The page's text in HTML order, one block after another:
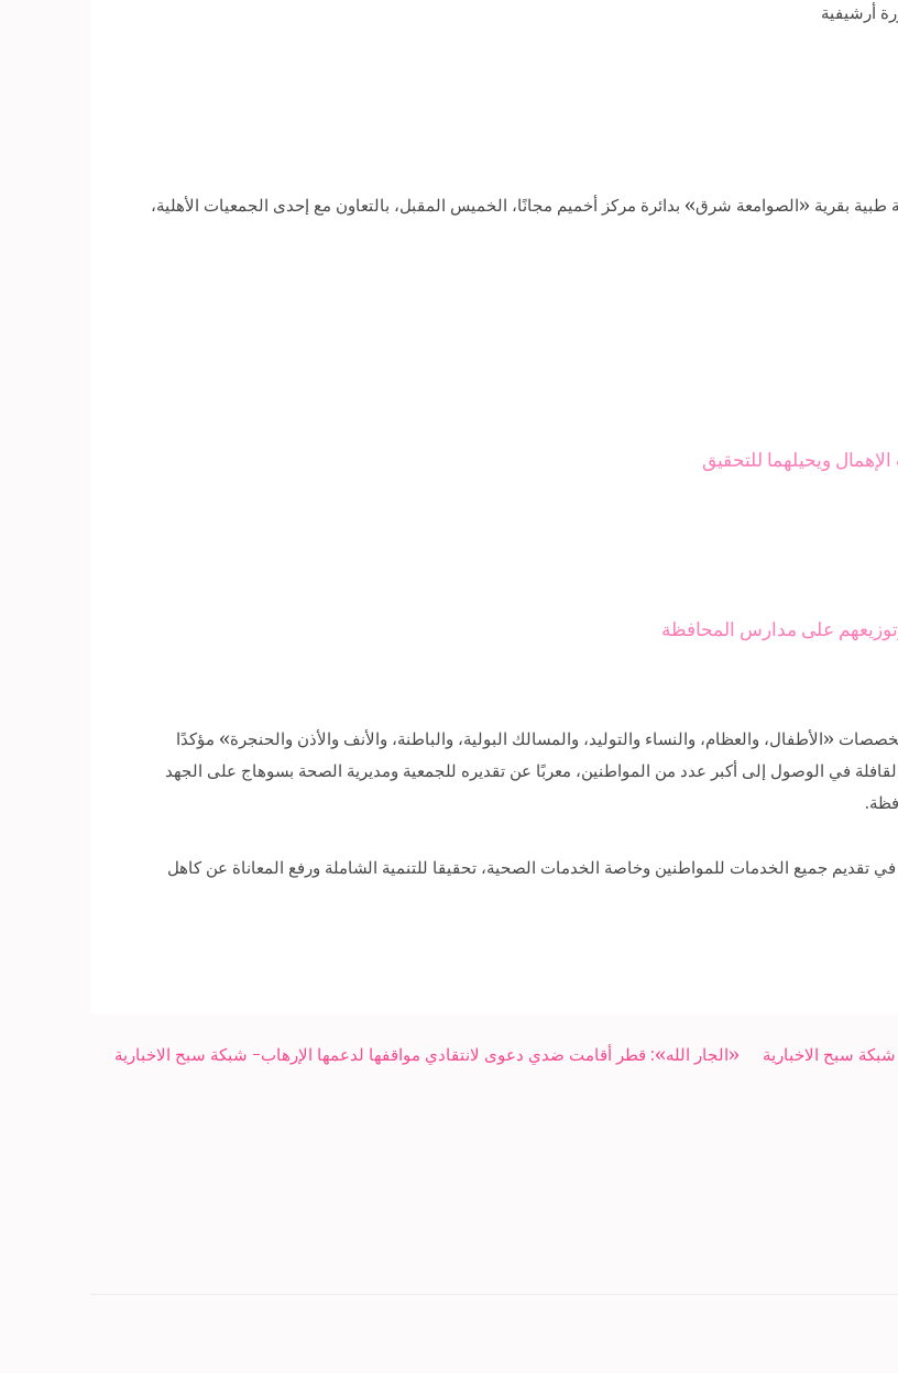
أرشيفية
بقرية «الصوامعة شرق» بدائرة مركز أخميم مجانًا، الخميس المقبل، بالتعاون مع إحدى الجمعيات الأهلية،
ويحيلهما للتحقيق
«الأطفال، والعظام، والنساء والتوليد، والمسالك البولية، والباطنة، والأنف والأذن والحنجرة» مؤكدًا
في الوصول إلى أكبر عدد من المواطنين، معربًا عن تقديره للجمعية ومديرية الصحة بسوهاج على الجهد
جميع الخدمات للمواطنين وخاصة الخدمات الصحية، تحقيقا للتنمية الشاملة ورفع المعاناة عن كاهل
«الجار الله»: قطر أقامت ضدي دعوى لانتقادي مواقفها لدعمها الإرهاب- شبكة سبح الاخبارية سبح الاخبارية